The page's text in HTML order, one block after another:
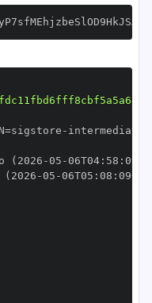
-
(2026 -05 -06T04: 58 :
(2026 -05 -06T05 : 08 : 09+00